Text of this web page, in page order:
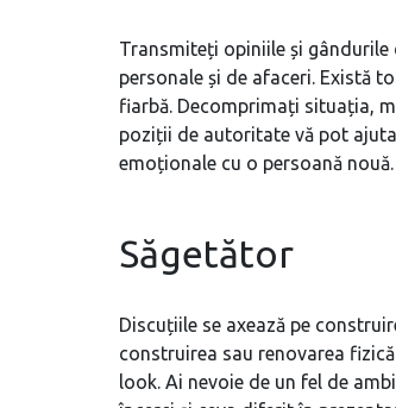
Transmiteți opiniile și gândurile
personale și de afaceri. Există
fiarbă. Decomprimați situația,
poziții de autoritate vă pot
emoționale cu o persoană nouă.
Săgetător
Discuțiile se axează pe
construirea sau renovarea
look. Ai nevoie de un fel de